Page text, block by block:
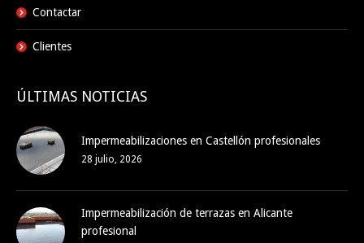
Contactar
Clientes
ÚLTIMAS NOTICIAS
Impermeabilizaciones en Castellón profesionales
28 julio, 2026
Impermeabilización de terrazas en Alicante
profesional